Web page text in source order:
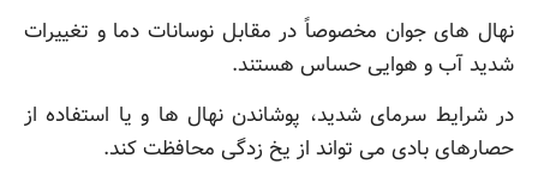
نهال های جوان مخصوصاً در مقابل نوسانات دما و تغییرات
شدید آب و هوایی حساس هستند.
در شرایط سرمای شدید، پوشاندن نهال ها و یا استفاده از
حصارهای بادی می تواند از یخ زدگی محافظت کند.